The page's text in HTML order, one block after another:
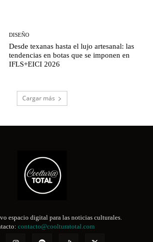
DISEÑO
Desde texanas hasta el lujo artesanal: las
tendencias en botas que se imponen en
IFLS+EICI 2026
Cargar más
espacio digital para las noticias culturales.
contacto@coolturatotal.com